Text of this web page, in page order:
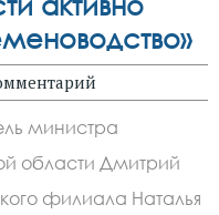
министра
области Дмитрий
филиала Наталья